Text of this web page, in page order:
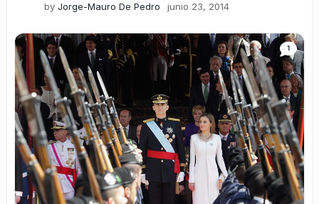
by Jorge-Mauro De Pedro junio 23, 2014
1